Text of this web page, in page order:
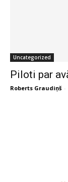
Uncategorized
Piloti par
Roberts Graudiņš -